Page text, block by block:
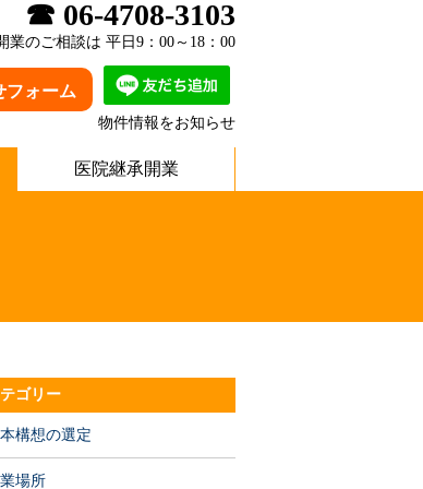
☎ 06-4708-3103
業のご相談は 平日9：00～18：00
フォーム
物件情報をお知らせ
医院継承開業
ゴリー
構想の選定
場所